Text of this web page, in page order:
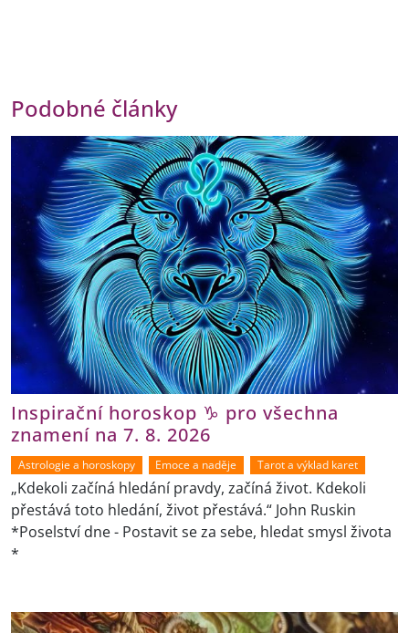
Podobné články
Inspirační horoskop ♑ pro všechna
znamení na 7. 8. 2026
Astrologie a horoskopy Emoce a naděje Tarot a výklad karet
„Kdekoli začíná hledání pravdy, začíná život. Kdekoli
přestává toto hledání, život přestává.“ John Ruskin
*Poselství dne - Postavit se za sebe, hledat smysl života
*